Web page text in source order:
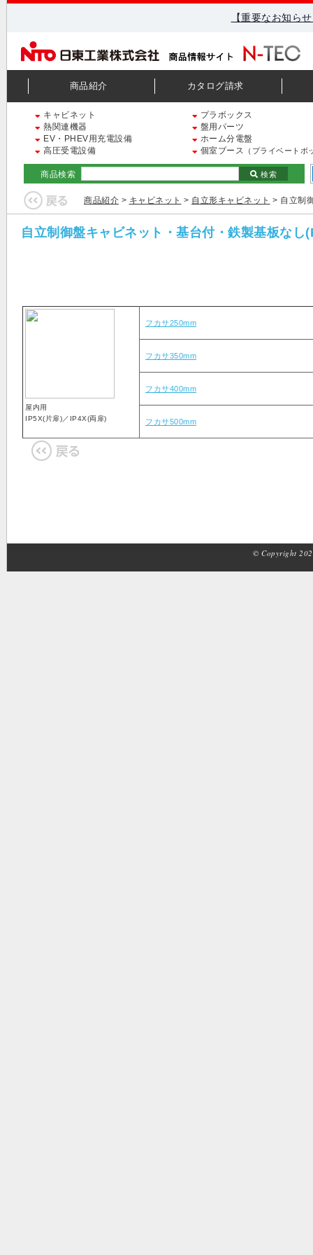
【重要なお知ら
商品紹介 カタログ請求
キャビネット
プラボックス
熱関連機器
盤用パーツ
EV・PHEV用充電設備
ホーム分電盤
高圧受電設備
個室ブース （プライベートボ
商品検索 検索
商品紹介 > キャビネット > 自立形キャビネット > 自立制
自立制御盤キャビネット・基台付・鉄製基板なし
屋内用
IP5X(片扉)／IP4X(両扉)
フカサ250mm
フカサ350mm
フカサ400mm
フカサ500mm
© Copyright